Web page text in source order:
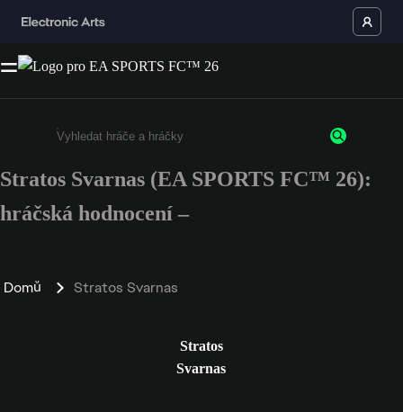
Enter a minimum of 3 characters or numbers
Stratos Svarnas (EA SPORTS FC™ 26):
hráčská hodnocení –
Domů Stratos Svarnas
Stratos
Svarnas